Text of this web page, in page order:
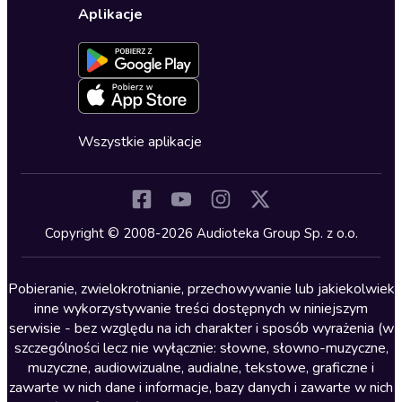
Dla młodzieży
Kryminały
Lektury szkolne
Literatura anglojęzyczna
Literatura faktu
Literatura obyczajowa
Literatura piękna obca
Ustawienia prywatności
Formularz zgłaszania nielegalnych treści
Deklaracja dostępności
Oferta dla firm i bibliotek
Dołącz do newslettera
Blog
Zapowiedzi
Cykle audiobooków
Aplikacje
Wszystkie aplikacje
Copyright © 2008-2026 Audioteka Group Sp. z o.o.
Pobieranie, zwielokrotnianie, przechowywanie lub jakiekolwiek
inne wykorzystywanie treści dostępnych w niniejszym
serwisie - bez względu na ich charakter i sposób wyrażenia (w
szczególności lecz nie wyłącznie: słowne, słowno-muzyczne,
muzyczne, audiowizualne, audialne, tekstowe, graficzne i
zawarte w nich dane i informacje, bazy danych i zawarte w nich